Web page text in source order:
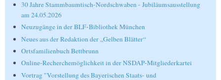
30 Jahre Stammbaumtisch-Nordschwaben - Jubiläumsausstellung
am 24.05.2026
Neuzugänge in der BLF-Bibliothek München
Neues aus der Redaktion der „Gelben Blätter“
Ortsfamilienbuch Bettbrunn
Online-Recherchemöglichkeit in der NSDAP-Mitgliederkartei
Vortrag "Vorstellung des Bayerischen Staats- und